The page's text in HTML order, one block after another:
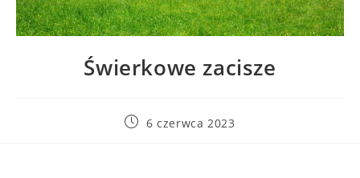
Świerkowe zacisze
6 czerwca 2023